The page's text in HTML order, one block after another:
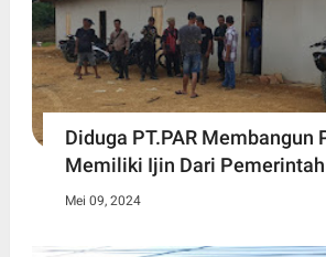
Diduga PT.PAR Membangun
Memiliki Ijin Dari Pemerintah
Mei 09, 2024